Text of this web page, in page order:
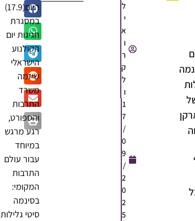
ל
י
א
ו
ר
ק
ל
ו
1
7
/
0
9
/
2
0
2
5
היום(17.9)
במסגרת
חגיגות יום
הקולנוע
הישראלי
שיזמה
משרד
התרבות
והספורט,
רגע מרגש
במיוחד
עבור עולם
התרבות
המקומי:
בסינמה
סיטי גלילות